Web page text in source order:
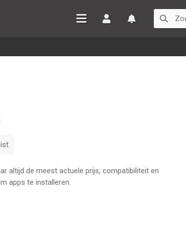
altijd de meest actuele prijs, compatibiliteit en
apps te installeren.